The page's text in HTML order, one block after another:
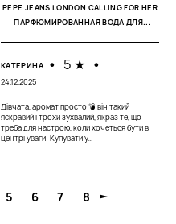
PEPE JEANS LONDON CALLING FOR HER
- ПАРФЮМИРОВАННАЯ ВОДА ДЛЯ...
КАТЕРИНА • 5 ★ •
24.12.2025
Дівчата, аромат просто 💣 він такий
яскравий і трохи зухвалий, якраз те, що
треба для настрою, коли хочеться бути в
центрі уваги! Купувати у...
5 6 7 8